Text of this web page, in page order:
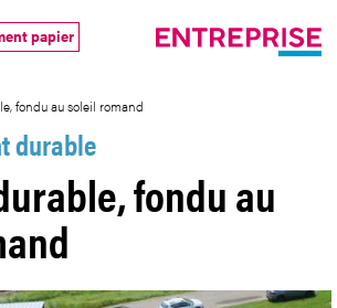
papier
fondu au soleil romand
durable
fondu au